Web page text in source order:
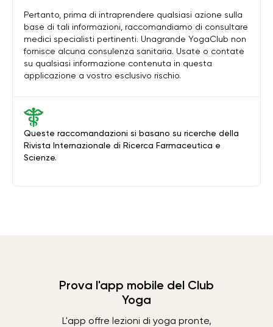
Queste raccomandazioni si basano su ricerche della
Rivista Internazionale di Ricerca Farmaceutica e
Scienze.
Pertanto, prima di intraprendere qualsiasi azione sulla
base di tali informazioni, raccomandiamo di consultare
medici specialisti pertinenti. Unagrande YogaClub non
fornisce alcuna consulenza sanitaria. Usate o contate
su qualsiasi informazione contenuta in questa
applicazione a vostro esclusivo rischio.
Prova l'app mobile del Club
Yoga
L'app offre lezioni di yoga pronte,